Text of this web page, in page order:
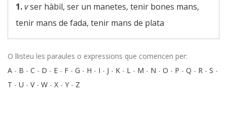
1.vser hàbil, ser un manetes, tenir bones mans,
tenir mans de fada, tenir mans de plata
O llisteu les paraules o expressions que comencen per:
A - B - C - D - E - F - G - H - I - J - K - L - M - N - O - P - Q - R - S -
T - U - V- W - X - Y - Z